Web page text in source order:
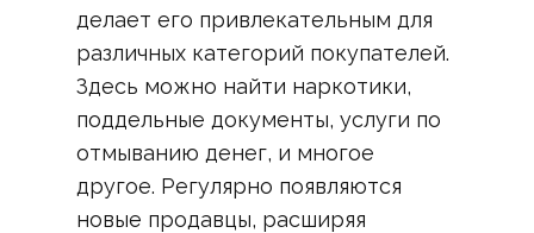
делает его привлекательным для
различных категорий покупателей.
Здесь можно найти наркотики,
поддельные документы, услуги по
отмыванию денег, и многое
другое. Регулярно появляются
новые продавцы, расширяя